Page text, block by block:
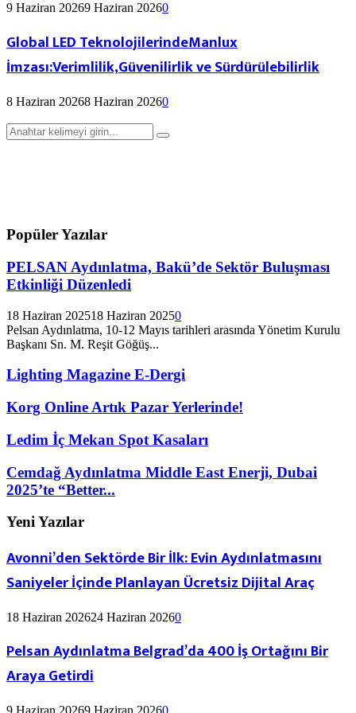
9 Haziran 20269 Haziran 20260
Global LED TeknolojilerindeManlux
İmzası:Verimlilik,Güvenilirlik ve Sürdürülebilirlik
8 Haziran 20268 Haziran 20260
Arayın:
Arama
Popüler Yazılar
PELSAN Aydınlatma, Bakü’de Sektör Buluşması
Etkinliği Düzenledi
18 Haziran 202518 Haziran 20250
Pelsan Aydınlatma, 10-12 Mayıs tarihleri arasında Yönetim Kurulu
Başkanı Sn. M. Reşit Göğüş...
Lighting Magazine E-Dergi
Korg Online Artık Pazar Yerlerinde!
Ledim İç Mekan Spot Kasaları
Cemdağ Aydınlatma Middle East Enerji, Dubai
2025’te “Better...
Yeni Yazılar
Avonni’den Sektörde Bir İlk: Evin Aydınlatmasını
Saniyeler İçinde Planlayan Ücretsiz Dijital Araç
18 Haziran 202624 Haziran 20260
Pelsan Aydınlatma Belgrad’da 400 İş Ortağını Bir
Araya Getirdi